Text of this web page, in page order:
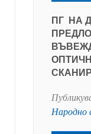
ПГ НА
Народно